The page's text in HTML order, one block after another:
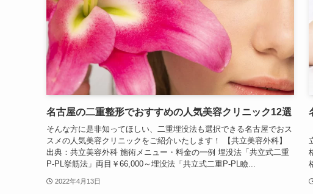
名古屋の二重整形でおすすめの人気美容クリニック12選
そんな方に是非知ってほしい、二重埋没法も選択できる名古屋でおス
スメの人気美容クリニックをご紹介いたします！ 【共立美容外科】
出典：共立美容外科 施術メニュー・料金の一例 埋没法「共立式二重
P-PL挙筋法」両目￥66,000～埋没法「共立式二重P-PL瞼...
2022年4月13日